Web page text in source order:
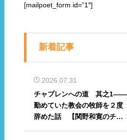
[mailpoet_form id=”1″]
新着記事
2026.07.31
チャプレンへの道 其之1――
勤めていた教会の牧師を２度
辞めた話 【関野和寛のチャ